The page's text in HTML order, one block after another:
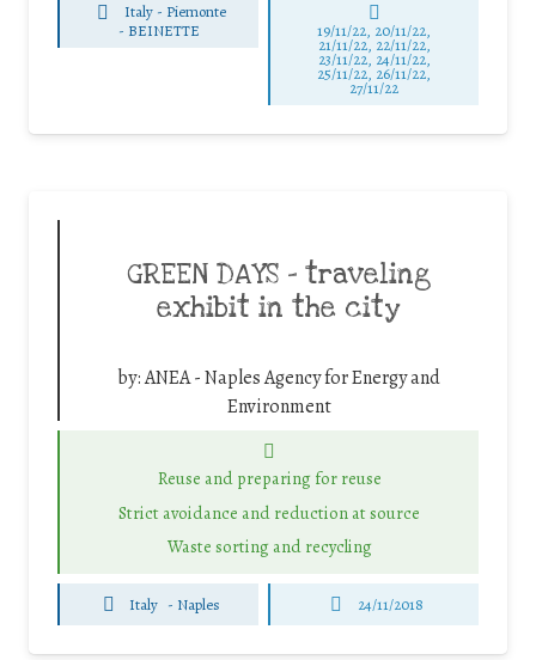
Italy - Piemonte
- BEINETTE 19/11/22, 20/11/22,
21/11/22, 22/11/22,
23/11/22, 24/11/22,
25/11/22, 26/11/22,
27/11/22
GREEN DAYS – traveling
exhibit in the city
by:ANEA - Naples Agency for Energy and
Environment
Reuse and preparing for reuse
Strict avoidance and reduction at source
Waste sorting and recycling
Italy - Naples 24/11/2018